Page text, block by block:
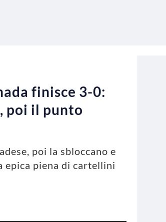
finisce 3-0:
poi il punto
poi la sbloccano e
epica piena di cartellini